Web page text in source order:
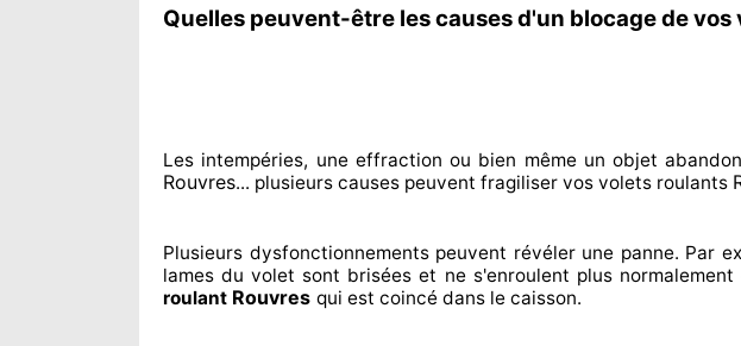
Quelles peuvent-être les causes d'un blocage de vos
Les intempéries, une effraction ou bien même un objet
Rouvres... plusieurs causes peuvent fragiliser vos volets roulants
Plusieurs dysfonctionnements peuvent révélerune panne. Par
lames du volet sont brisées et ne s'enroulent plus normalement
roulant Rouvres qui est coincé dans le caisson.